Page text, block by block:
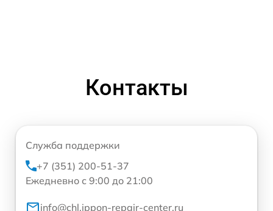
Контакты
Служба поддержки
+7 (351) 200-51-37
Ежедневно с 9:00 до 21:00
info@chl.ippon-repair-center.ru